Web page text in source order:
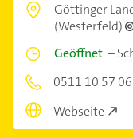
Göttinger
(Westerfeld)
Geöffnet –
0511 10 57
Webseite